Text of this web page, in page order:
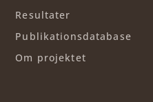
Resultater
Publikationsdatabase
Om projektet